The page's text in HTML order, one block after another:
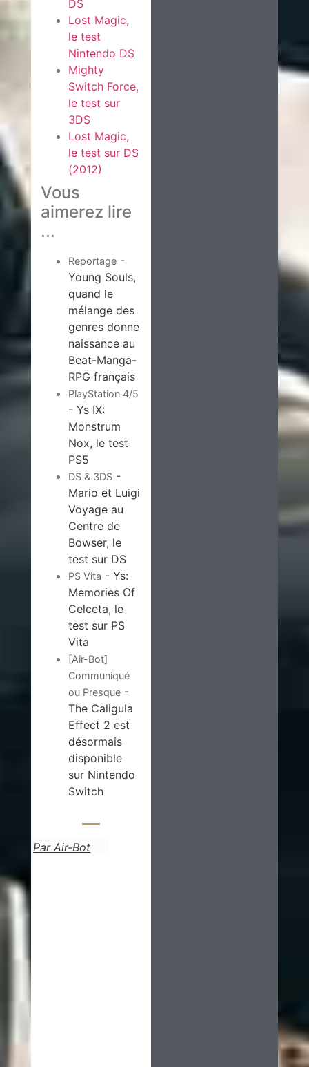
DS
Lost Magic,
le test
Nintendo DS
Mighty
Switch Force,
le test sur
3DS
Lost Magic,
le test sur DS
(2012)
Vous
aimerez lire
...
Reportage -
Young Souls,
quand le
mélange des
genres donne
naissance au
Beat-Manga-
RPG français
PlayStation 4/5
- Ys IX:
Monstrum
Nox, le test
PS5
DS & 3DS -
Mario et Luigi
Voyage au
Centre de
Bowser, le
test sur DS
PS Vita - Ys:
Memories Of
Celceta, le
test sur PS
Vita
[Air-Bot]
Communiqué
ou Presque -
The Caligula
Effect 2 est
désormais
disponible
sur Nintendo
Switch
Par Air-Bot